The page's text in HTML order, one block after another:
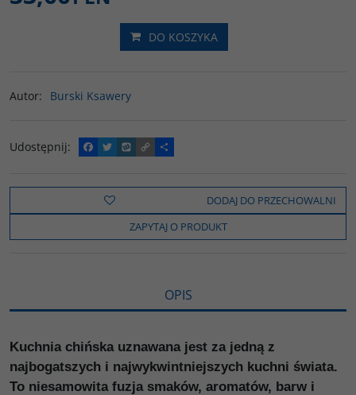
DO KOSZYKA
Autor: Burski Ksawery
Udostępnij:
F
a
e
o
k
T
w
t
t
e
W
y
o
C
o
y
i
n
k
P
o
z
e
l
s
DODAJ DO PRZECHOWALNI
ZAPYTAJ O PRODUKT
OPIS
Kuchnia chińska uznawana jest za jedną z
najbogatszych i najwykwintniejszych kuchni świata.
To niesamowita fuzja smaków, aromatów, barw i